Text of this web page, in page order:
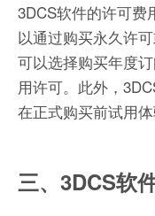
3DCS软件的许可费
以通过购买永久许
可以选择购买年度
用许可。此外，
在正式购买前试用体
三、3DCS软